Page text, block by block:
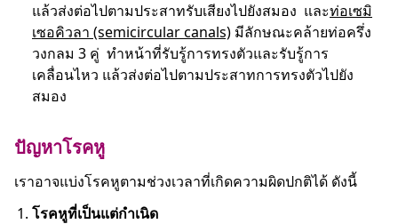
แล้วส่งต่อไปตามประสาทรับเสียงไปยังสมอง และท่อเซมิ
เซอคิวลา (semicircular canals) มีลักษณะคล้ายท่อครึ่ง
วงกลม 3 คู่ ทำหน้าที่รับรู้การทรงตัวและรับรู้การ
เคลื่อนไหว แล้วส่งต่อไปตามประสาทการทรงตัวไปยัง
สมอง
ปัญหาโรคหู
เราอาจแบ่งโรคหูตามช่วงเวลาที่เกิดความผิดปกติได้ ดังนี้
โรคหูที่เป็นแต่กำเนิด